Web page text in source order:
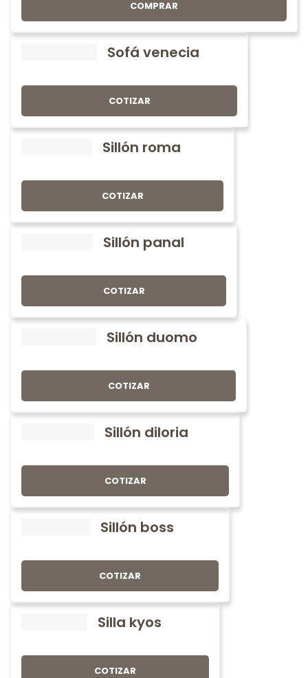
COMPRAR
Sofá venecia
COTIZAR
Sillón roma
COTIZAR
Sillón panal
COTIZAR
Sillón duomo
COTIZAR
Sillón diloria
COTIZAR
Sillón boss
COTIZAR
Silla kyos
COTIZAR